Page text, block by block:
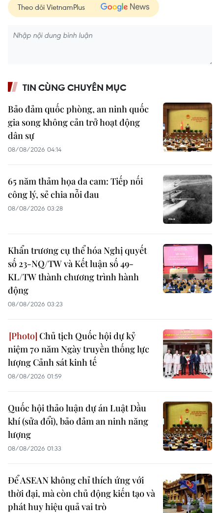
Theo dõi VietnamPlus
TIN CÙNG CHUYÊN MỤC
Bảo đảm quốc phòng, an ninh quốc
gia song không cản trở hoạt động
dân sự
08/08/2026 04:14
65 năm thảm họa da cam: Tiếp nối
công lý, sẻ chia nỗi đau
08/08/2026 03:28
Khẩn trương cụ thể hóa Nghị quyết
số 23-NQ/TW và Kết luận số 49-
KL/TW thành chương trình hành
động
08/08/2026 03:23
Chủ tịch Quốc hội dự kỷ
niệm 70 năm Ngày truyền thống lực
lượng Cảnh sát kinh tế
08/08/2026 01:59
Quốc hội thảo luận dự án Luật Dầu
khí (sửa đổi), bảo đảm an ninh năng
lượng
08/08/2026 01:33
Để ASEAN không chỉ thích ứng với
thời đại, mà còn chủ động kiến tạo và
phát huy hiệu quả vai trò